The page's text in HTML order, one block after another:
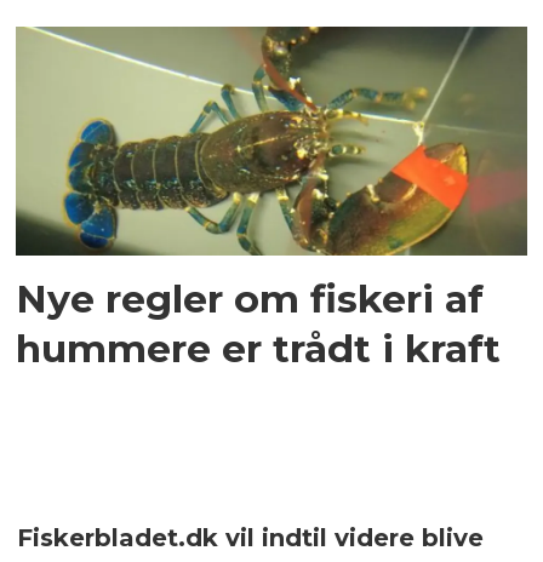
Nye regler om fiskeri af
hummere er trådt i kraft
Fiskerbladet.dk vil indtil videre blive